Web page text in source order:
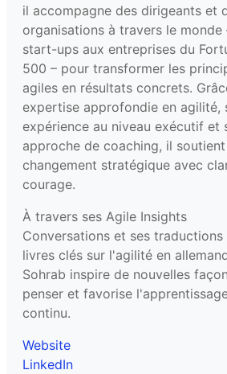
il accompagne des dirigeants et
organisations à travers le monde
start-ups aux entreprises du
500 – pour transformer les
agiles en résultats concrets.
expertise approfondie en agilité,
expérience au niveau exécutif et
approche de coaching, il
changement stratégique avec
courage.
À travers ses Agile Insights
Conversations et ses traductions
livres clés sur l'agilité en
Sohrab inspire de nouvelles
penser et favorise
continu.
Website
LinkedIn